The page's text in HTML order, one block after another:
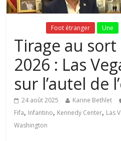
Foot étranger Une
Tirage au
2026 : Las
sur l’autel de
24 août 2025 Karine Bethlet
Fifa, Infantino, Kennedy Center, Las
Washington